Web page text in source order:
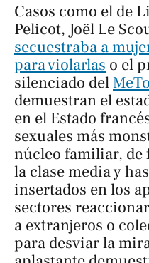
Casos como el de
Pelicot, Joël Le
secuestraba a
para violarlas o el
silenciado del
demuestran el
en el Estado
sexuales más
núcleo familiar, de
la clase media y
insertados en los
sectores
a extranjeros o
para desviar la